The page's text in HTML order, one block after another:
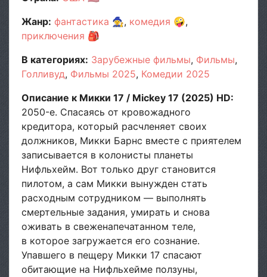
Жанр: фантастика 🧙‍♀️ комедия 🤪
приключения 🎒
В категориях: Зарубежные фильмы Фильмы
Голливуд Фильмы 2025 Комедии 2025
Описание к Микки 17 / Mickey 17 (2025) HD:
2050-е. Спасаясь от кровожадного
кредитора, который расчленяет своих
должников, Микки Барнс вместе с приятелем
записывается в колонисты планеты
Нифльхейм. Вот только друг становится
пилотом, а сам Микки вынужден стать
расходным сотрудником — выполнять
смертельные задания, умирать и снова
оживать в свеженапечатанном теле,
в которое загружается его сознание.
Упавшего в пещеру Микки 17 спасают
обитающие на Нифльхейме ползуны,